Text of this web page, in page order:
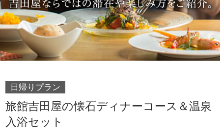
日帰りプラン
旅館吉田屋の懐石ディナーコース＆温泉
入浴セット